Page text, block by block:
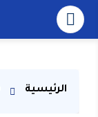
الرئيسية